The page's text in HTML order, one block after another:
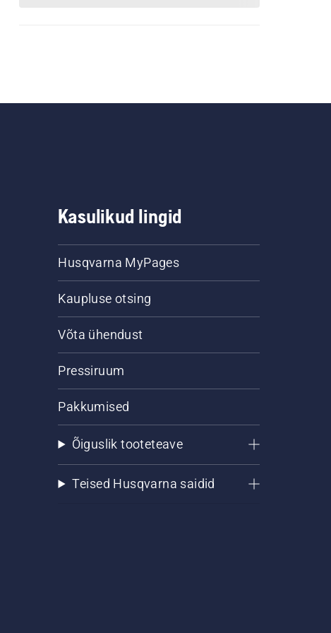
Kasulikud lingid
Husqvarna MyPages
Kaupluse otsing
Võta ühendust
Pressiruum
Pakkumised
Õiguslik tooteteave
Teised Husqvarna saidid